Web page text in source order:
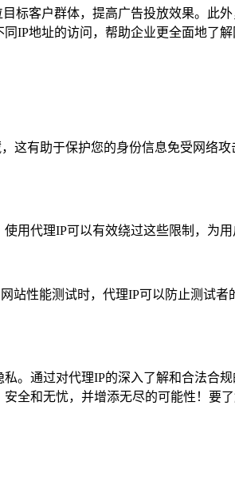
标客户群体，提高广告投放效果。此
IP地址的访问，帮助企业更全面地了
这有助于保护您的身份信息免受网络
用代理IP可以有效绕过这些限制，为用
性能测试时，代理IP可以防止测试者
。通过对代理IP的深入了解和合法合
全和无忧，并增添无尽的可能性！要